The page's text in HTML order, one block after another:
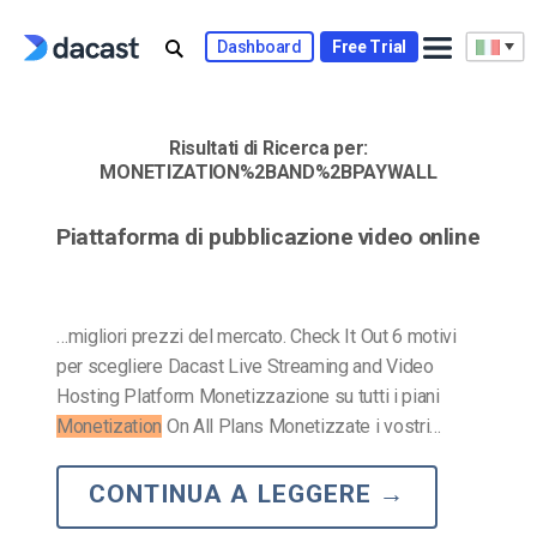
Dashboard Free Trial
Risultati di Ricerca per:
MONETIZATION%2BAND%2BPAYWALL
Piattaforma di pubblicazione video online
…migliori prezzi del mercato. Check It Out 6 motivi
per scegliere Dacast Live Streaming and Video
Hosting Platform Monetizzazione su tutti i piani
Monetization On All Plans Monetizzate i vostri…
CONTINUA A LEGGERE →